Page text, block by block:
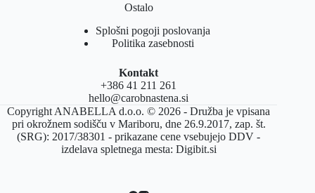
Ostalo
Splošni pogoji poslovanja
Politika zasebnosti
Kontakt
+386 41 211 261
hello@carobnastena.si
Copyright ANABELLA d.o.o. © 2026 - Družba je vpisana
pri okrožnem sodišču v Mariboru, dne 26.9.2017, zap. št.
(SRG): 2017/38301 - prikazane cene vsebujejo DDV -
izdelava spletnega mesta: Digibit.si